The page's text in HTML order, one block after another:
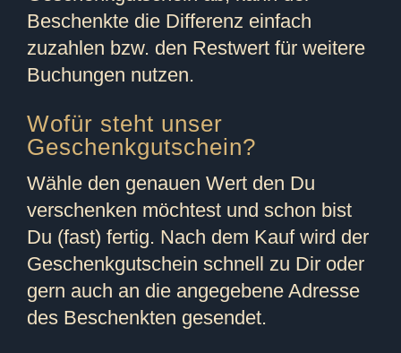
Beschenkte die Differenz einfach
zuzahlen bzw. den Restwert für weitere
Buchungen nutzen.
Wofür steht unser
Geschenkgutschein?
Wähle den genauen Wert den Du
verschenken möchtest und schon bist
Du (fast) fertig. Nach dem Kauf wird der
Geschenkgutschein schnell zu Dir oder
gern auch an die angegebene Adresse
des Beschenkten gesendet.